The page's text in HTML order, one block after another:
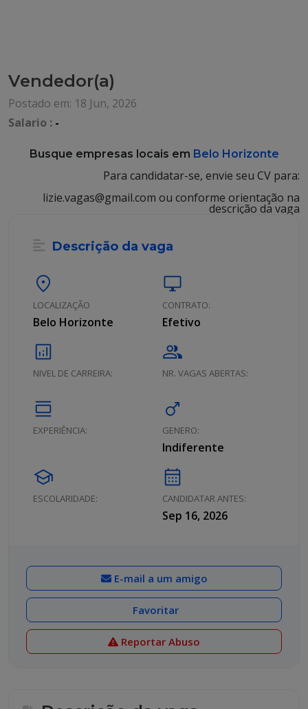
Vendedor(a)
Postado em: 18 Jun, 2026
Salario : -
Busque empresas locais em Belo Horizonte
Para candidatar-se, envie seu CV para:
lizie.vagas@gmail.com ou conforme orientação na
descrição da vaga
Descrição da vaga
location_on
LOCALIZAÇÃO
Belo Horizonte
desktop_windows
CONTRATO:
Efetivo
analytics
NIVEL DE CARREIRA:
group
NR. VAGAS ABERTAS:
calendar_view_day
EXPERIÊNCIA:
male
GENERO:
Indiferente
school
ESCOLARIDADE:
calendar_month
CANDIDATAR ANTES:
Sep 16, 2026
E-mail a um amigo
Favoritar
Reportar Abuso